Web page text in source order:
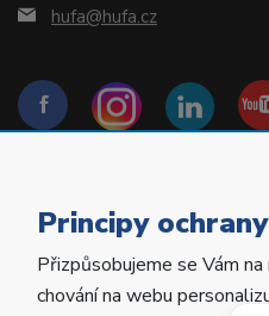
hufa@hufa.cz
Copyright © 2022 Hu-Fa
Principy
Přizpůsobujeme se Vám
chování na webu